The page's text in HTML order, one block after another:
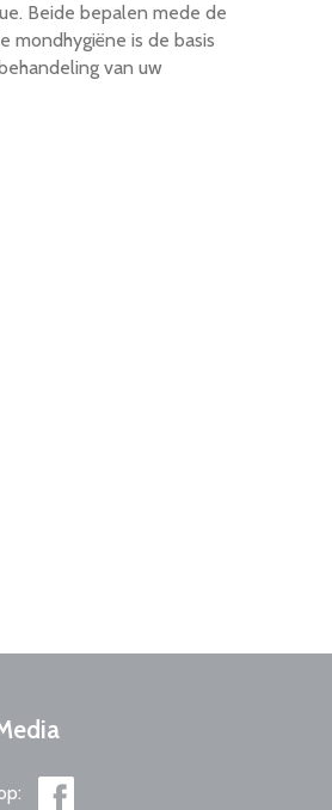
Beide bepalen mede de
mondhygiëne is de basis
van uw